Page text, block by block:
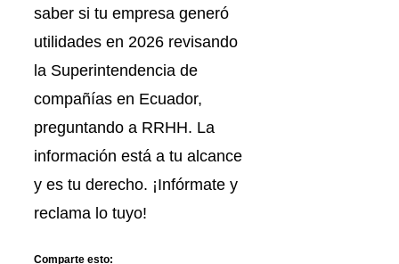
saber si tu empresa generó
utilidades en 2026 revisando
la Superintendencia de
compañías en Ecuador,
preguntando a RRHH. La
información está a tu alcance
y es tu derecho. ¡Infórmate y
reclama lo tuyo!
Comparte esto: